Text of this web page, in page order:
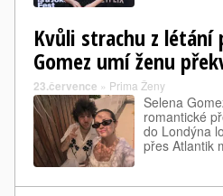
Kvůli strachu z létání
Gomez umí ženu
23.července » Prima Ženy
Selena
romantické
do Londýna
přes Atlantik